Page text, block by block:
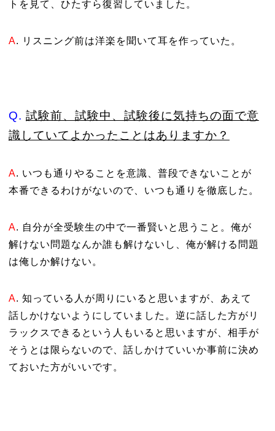
トを見て、ひたすら復習していました。
A. リスニング前は洋楽を聞いて耳を作っていた。
Q. 試験前、試験中、試験後に気持ちの面で意
識していてよかったことはありますか？
A. いつも通りやることを意識、普段できないことが
本番できるわけがないので、いつも通りを徹底した。
A. 自分が全受験生の中で一番賢いと思うこと。俺が
解けない問題なんか誰も解けないし、俺が解ける問題
は俺しか解けない。
A. 知っている人が周りにいると思いますが、あえて
話しかけないようにしていました。逆に話した方がリ
ラックスできるという人もいると思いますが、相手が
そうとは限らないので、話しかけていいか事前に決め
ておいた方がいいです。